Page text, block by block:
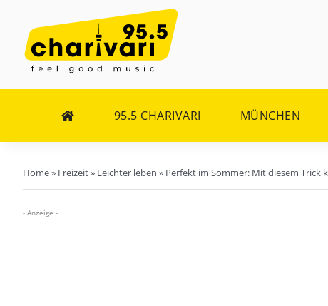
Inhalt
springen
95.5 CHARIVARI MÜNCHEN
Home» Freizeit» Leichter leben » Perfekt im Sommer: Mit diesem Trick
- Anzeige -